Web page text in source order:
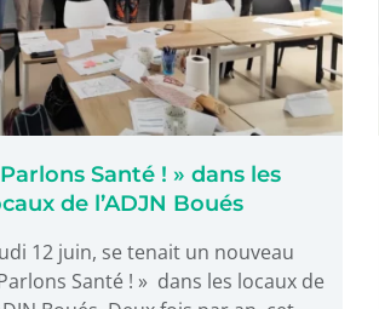
Santé ! » dans les
de l’ADJN Boués
12 juin, se tenait un nouveau
Santé ! » dans les locaux de